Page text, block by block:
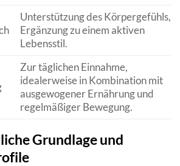
Unterstützung des Körpergefühls,
Ergänzung zu einem aktiven
Lebensstil.
Zur täglichen Einnahme,
idealerweise in Kombination mit
ausgewogener Ernährung und
regelmäßiger Bewegung.
Grundlage und